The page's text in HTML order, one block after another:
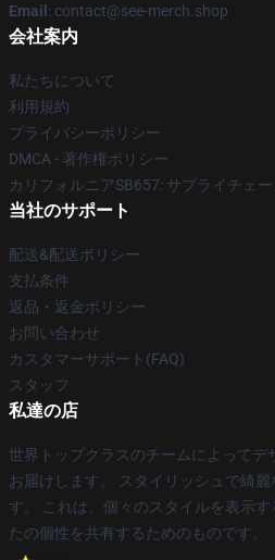
Email : contact@see-merch.shop
会社案内
私たちについて
利用規約
プライバシーポリシー
DMCA - 著作権ポリシー
カリフォルニアSB657: サプライチェ
当社のサポート
配送&配送ポリシー
支払条件
返品・返金ポリシー
お問い合わせ
カスタマーサポート(FAQ)
スタッフ
私達の店
世界トップクラスのチームによってデ
お届けします。 スタイリッシュで綺
す。 これは、個々のスタイルを表示
たの個性を共有するためのものです。